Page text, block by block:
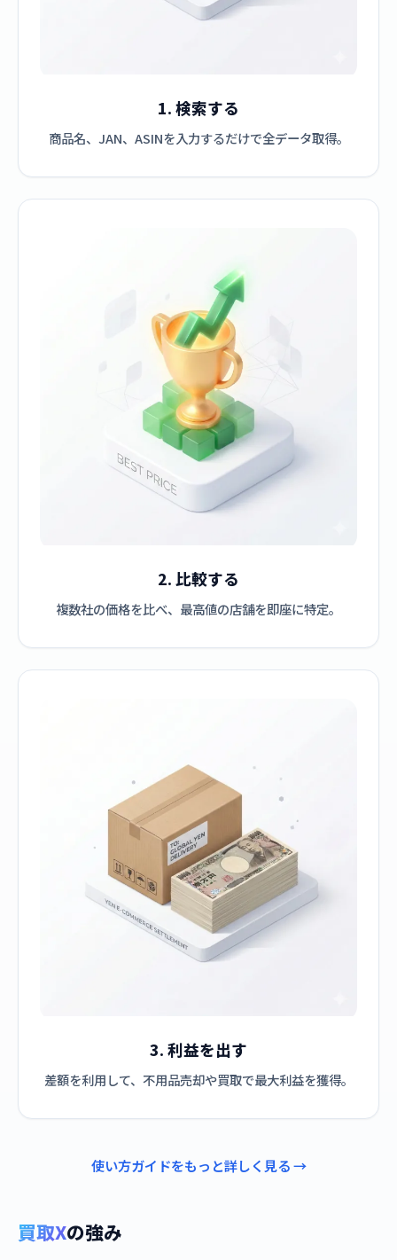
1. 検索する
商品名、JAN、ASINを入力するだけで全データ取得。
2. 比較する
複数社の価格を比べ、最高値の店舗を即座に特定。
3. 利益を出す
差額を利用して、不用品売却や買取で最大利益を獲得。
使い方ガイドをもっと詳しく見る →
買取Xの強み